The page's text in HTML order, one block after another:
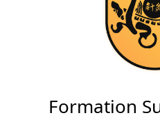
Formation